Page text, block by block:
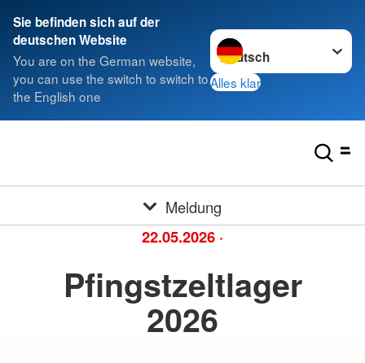
Sie befinden sich auf der
deutschen Website
You are on the German website,
you can use the switch to switch to
the English one
Sprache wechseln zu
Alles klar
Meldung
22.05.2026 ·
Pfingstzeltlager
2026